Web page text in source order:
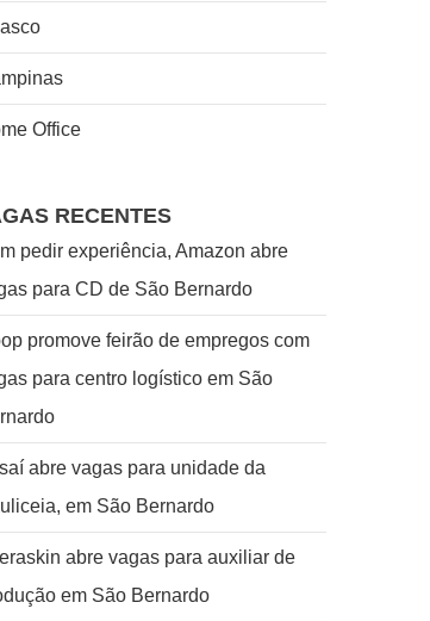
Office
RECENTES
pedir experiência, Amazon abre
para CD de São Bernardo
promove feirão de empregos com
para centro logístico em São
abre vagas para unidade da
em São Bernardo
abre vagas para auxiliar de
em São Bernardo